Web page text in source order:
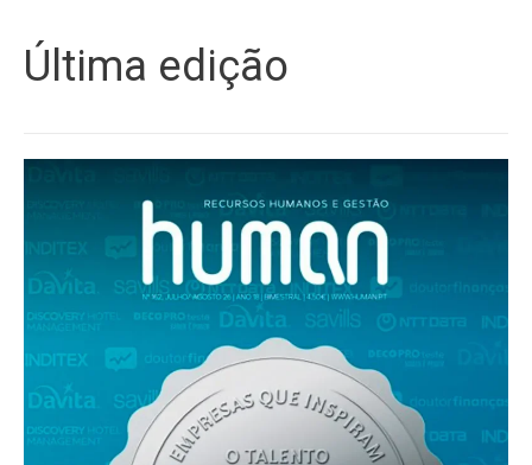
Última edição